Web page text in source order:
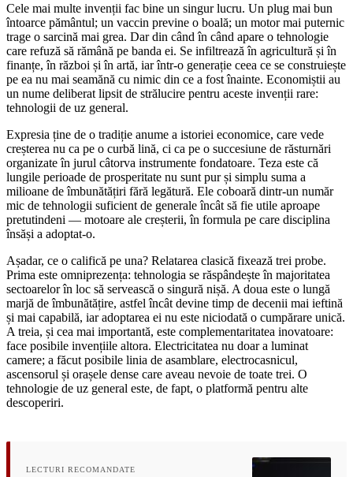
Cele mai multe invenții fac bine un singur lucru. Un plug mai bun
întoarce pământul; un vaccin previne o boală; un motor mai puternic
trage o sarcină mai grea. Dar din când în când apare o tehnologie
care refuză să rămână pe banda ei. Se infiltrează în agricultură și în
finanțe, în război și în artă, iar într-o generație ceea ce se construiește
pe ea nu mai seamănă cu nimic din ce a fost înainte. Economiștii au
un nume deliberat lipsit de strălucire pentru aceste invenții rare:
tehnologii de uz general.
Expresia ține de o tradiție anume a istoriei economice, care vede
creșterea nu ca pe o curbă lină, ci ca pe o succesiune de răsturnări
organizate în jurul câtorva instrumente fondatoare. Teza este că
lungile perioade de prosperitate nu sunt pur și simplu suma a
milioane de îmbunătățiri fără legătură. Ele coboară dintr-un număr
mic de tehnologii suficient de generale încât să fie utile aproape
pretutindeni — motoare ale creșterii, în formula pe care disciplina
însăși a adoptat-o.
Așadar, ce o califică pe una? Relatarea clasică fixează trei probe.
Prima este omniprezența: tehnologia se răspândește în majoritatea
sectoarelor în loc să servească o singură nișă. A doua este o lungă
marjă de îmbunătățire, astfel încât devine timp de decenii mai ieftină
și mai capabilă, iar adoptarea ei nu este niciodată o cumpărare unică.
A treia, și cea mai importantă, este complementaritatea inovatoare:
face posibile invențiile altora. Electricitatea nu doar a luminat
camere; a făcut posibile linia de asamblare, electrocasnicul,
ascensorul și orașele dense care aveau nevoie de toate trei. O
tehnologie de uz general este, de fapt, o platformă pentru alte
descoperiri.
LECTURI RECOMANDATE